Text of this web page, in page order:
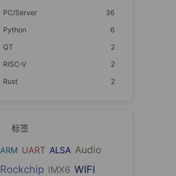
PC/Server
36
Python
6
QT
2
RISC-V
2
Rust
2
标签
ARM UART ALSA Audio
Rockchip IMX6 WIFI